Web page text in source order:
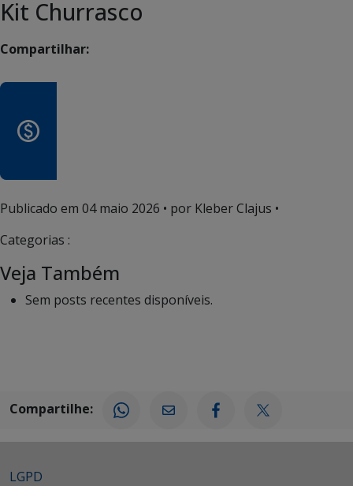
Kit Churrasco
Compartilhar:
Publicado em 04 maio 2026 • por Kleber Clajus •
Categorias :
Veja Também
Sem posts recentes disponíveis.
Compartilhe:
LGPD